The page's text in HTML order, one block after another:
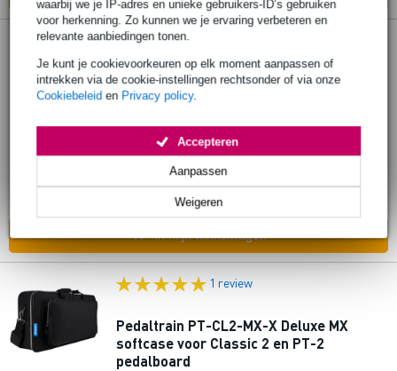
waarbij we je IP-adres en unieke gebruikers-ID’s gebruiken
voor herkenning. Zo kunnen we je ervaring verbeteren en
relevante aanbiedingen tonen.
Je kunt je cookievoorkeuren op elk moment aanpassen of
intrekken via de cookie-instellingen rechtsonder of via onze
Cookiebeleid en Privacy policy.
Weigeren
Aanpassen
Accepteren
Pedaltrain PT-CL1-MX-X Deluxe MX
softcase voor Classic 1 en PT-1
pedalboard
Adviesprijs € 122,- € 98,-
Op voorraad
1 winkelop voorraad
In mijn winkelwagen
1 review
Pedaltrain PT-CL2-MX-X Deluxe MX
softcase voor Classic 2 en PT-2
pedalboard